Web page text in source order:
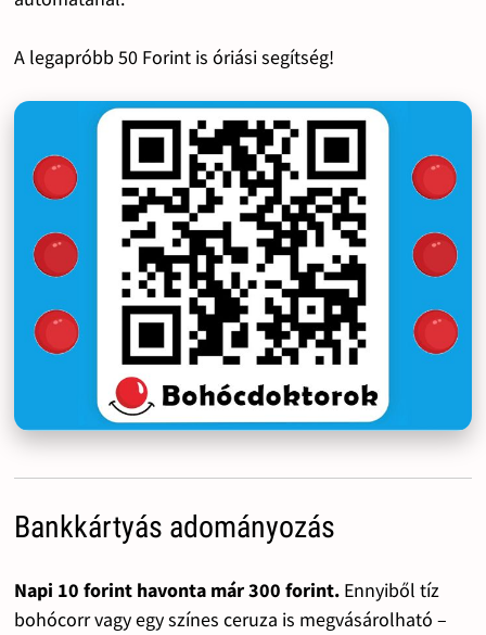
A legapróbb 50 Forint is óriási segítség!
Bankkártyás adományozás
Napi 10 forint havonta már 300 forint.Ennyiből tíz
bohócorr vagy egy színes ceruza is megvásárolható –